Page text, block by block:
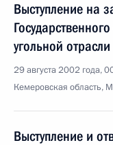
Выступление на
угольной отрасли
29 августа 2002 года,
Кемеровская область,
Выступление и